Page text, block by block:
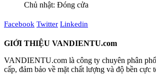
Chủ nhật: Đóng cửa
Facebook Twitter Linkedin
GIỚI THIỆU VANDIENTU.com
VANDIENTU.com là công ty chuyên phân
cấp, đảm bảo về mặt chất lượng và độ bền cực